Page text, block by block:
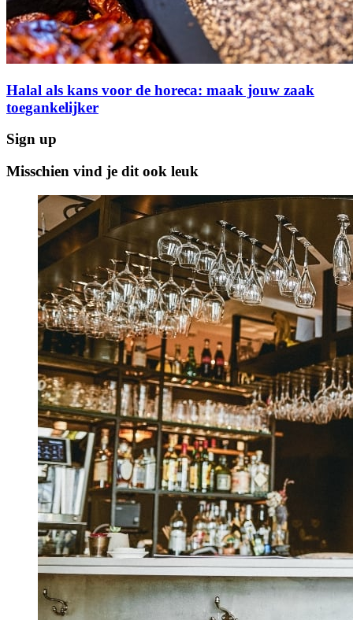
Halal als kans voor de horeca: maak jouw zaak
toegankelijker
Sign up
Misschien vind je dit ook leuk